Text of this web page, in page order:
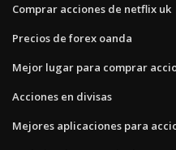
Comprar acciones de netflix uk
Precios de forex oanda
Mejor lugar para comprar
Acciones en divisas
Mejores aplicaciones para